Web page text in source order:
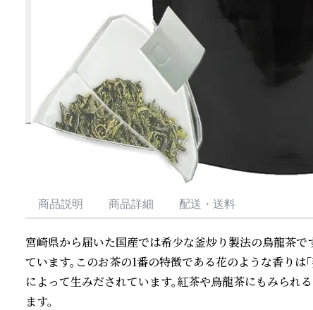
商品説明 商品詳細 配送・送料
宮崎県から届いた国産では希少な釜炒り製法の烏龍茶で
ています。このお茶の1番の特徴である花のような香りは
によって生みだされています。紅茶や烏龍茶にもみられ
ます。